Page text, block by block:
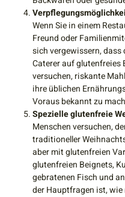
Wenn Sie in einem
Freund oder
sich vergewissern,
Caterer auf glutenfreies
versuchen, riskante
ihre üblichen
Voraus bekannt zu
Spezielle glutenfreie
Menschen versuchen,
traditioneller
aber mit glutenfreien
glutenfreien Beignets,
gebratenen Fisch und
der Hauptfragen ist,